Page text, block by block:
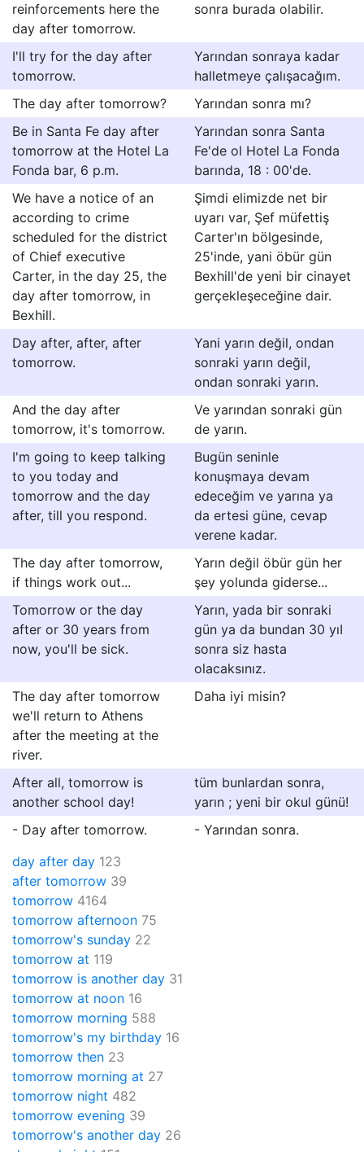
reinforcements here the
day after tomorrow.
sonra burada olabilir.
I'll try for the day after
tomorrow.
Yarından sonraya kadar
halletmeye çalışacağım.
The day after tomorrow?
Yarından sonra mı?
Be in Santa Fe day after
tomorrow at the Hotel La
Fonda bar, 6 p.m.
Yarından sonra Santa
Fe'de ol Hotel La Fonda
barında, 18 : 00'de.
We have a notice of an
according to crime
scheduled for the district
of Chief executive
Carter, in the day 25, the
day after tomorrow, in
Bexhill.
Şimdi elimizde net bir
uyarı var, Şef müfettiş
Carter'ın bölgesinde,
25'inde, yani öbür gün
Bexhill'de yeni bir cinayet
gerçekleşeceğine dair.
Day after, after, after
tomorrow.
Yani yarın değil, ondan
sonraki yarın değil,
ondan sonraki yarın.
And the day after
tomorrow, it's tomorrow.
Ve yarından sonraki gün
de yarın.
I'm going to keep talking
to you today and
tomorrow and the day
after, till you respond.
Bugün seninle
konuşmaya devam
edeceğim ve yarına ya
da ertesi güne, cevap
verene kadar.
The day after tomorrow,
if things work out...
Yarın değil öbür gün her
şey yolunda giderse...
Tomorrow or the day
after or 30 years from
now, you'll be sick.
Yarın, yada bir sonraki
gün ya da bundan 30 yıI
sonra siz hasta
olacaksınız.
The day after tomorrow
we'll return to Athens
after the meeting at the
river.
Daha iyi misin?
After all, tomorrow is
another school day!
tüm bunlardan sonra,
yarın ; yeni bir okul günü!
- Day after tomorrow.
- Yarından sonra.
day after day 123
after tomorrow 39
tomorrow 4164
tomorrow afternoon 75
tomorrow's sunday 22
tomorrow at 119
tomorrow is another day 31
tomorrow at noon 16
tomorrow morning 588
tomorrow's my birthday 16
tomorrow then 23
tomorrow morning at 27
tomorrow night 482
tomorrow evening 39
tomorrow's another day 26